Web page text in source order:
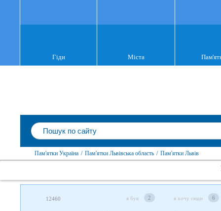
Гіди Міста
Пам'ятки Україна / Пам'ятки Львівська область / Пам'ятки Львів
12460 я був 2 я хочу сюди 6